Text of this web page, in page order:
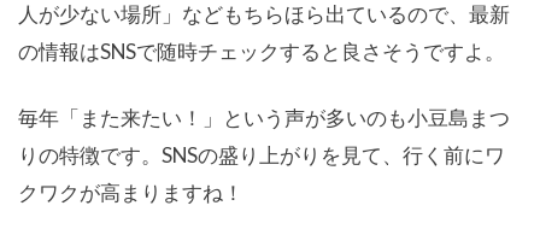
人が少ない場所」などもちらほら出ているので、最新
の情報はSNSで随時チェックすると良さそうですよ。
毎年「また来たい！」という声が多いのも小豆島まつ
りの特徴です。SNSの盛り上がりを見て、行く前にワ
クワクが高まりますね！